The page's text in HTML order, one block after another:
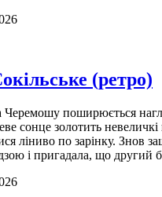
(ретро)
Черемошу поширюється
сонце золотить
ліниво по зарінку. Знов
і пригадала, що другий